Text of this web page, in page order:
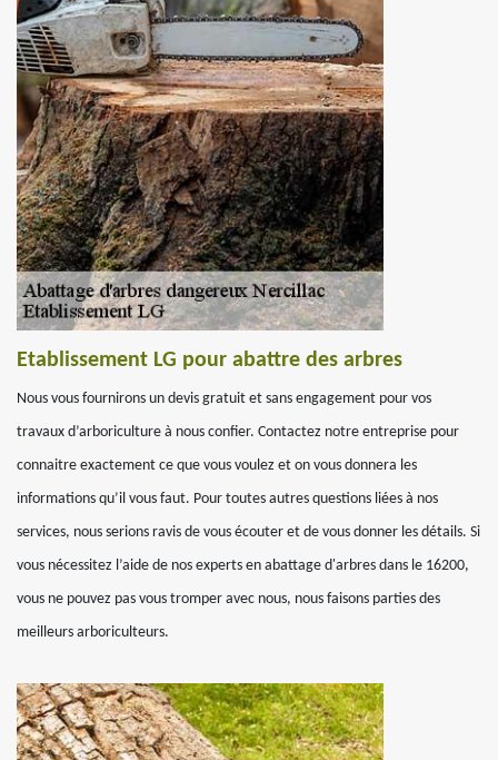
Etablissement LG pour abattre des arbres
Nous vous fournirons un devis gratuit et sans engagement pour vos
travaux d’arboriculture à nous confier. Contactez notre entreprise pour
connaitre exactement ce que vous voulez et on vous donnera les
informations qu’il vous faut. Pour toutes autres questions liées à nos
services, nous serions ravis de vous écouter et de vous donner les détails. Si
vous nécessitez l’aide de nos experts en abattage d'arbres dans le 16200,
vous ne pouvez pas vous tromper avec nous, nous faisons parties des
meilleurs arboriculteurs.